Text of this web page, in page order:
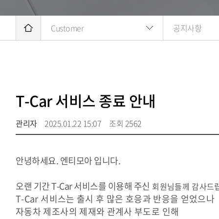
Customer 공지사항
T-Car 서비스 종료 안내
관리자 2025.01.22 15:07 조회 2562
안녕하세요. 엔티모아 입니다.
오랜 기간 T-Car 서비스를 이용해 주신 회원님들께 감사드
T-Car 서비스는 출시 후 많은 호응과 반응을 얻었으나
자동차 제조사의 제재와 관계사 부도로 인해